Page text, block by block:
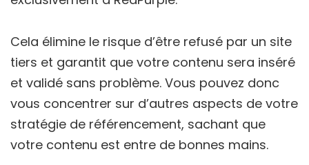
Cela élimine le risque d’être refusé par un site
tiers et garantit que votre contenu sera inséré
et validé sans problème. Vous pouvez donc
vous concentrer sur d’autres aspects de votre
stratégie de référencement, sachant que
votre contenu est entre de bonnes mains.